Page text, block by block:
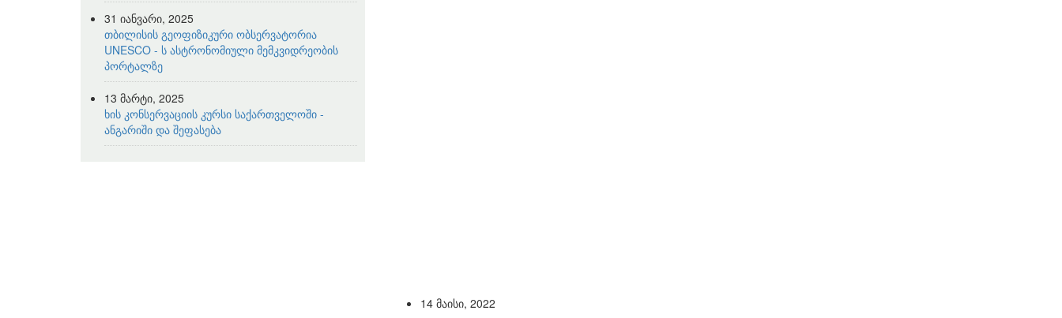
31 იანვარი, 2025
თბილისის გეოფიზიკური ობსერვატორია
UNESCO - ს ასტრონომიული მემკვიდრეობის
პორტალზე
13 მარტი, 2025
ხის კონსერვაციის კურსი საქართველოში -
ანგარიში და შეფასება
14 მაისი, 2022